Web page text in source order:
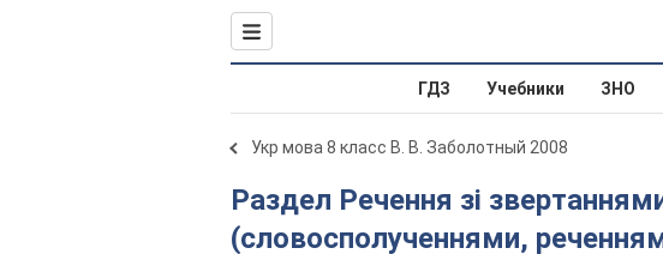
ГДЗ Учебники ЗНО
Укр мова 8 класс В. В. Заболотный 2008
Раздел Речення зі звертаннями, вставними словами
(словосполученнями,